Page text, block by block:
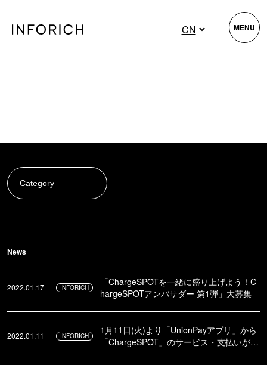
News
News
2022.01.17 INFORICH
「ChargeSPOTを一緒に盛り上げよう！C
hargeSPOTアンバサダー 第1弾」大募集
2022.01.11 INFORICH
1月11日(火)より「UnionPayアプリ」から
「ChargeSPOT」のサービス・支払いが利
MENU